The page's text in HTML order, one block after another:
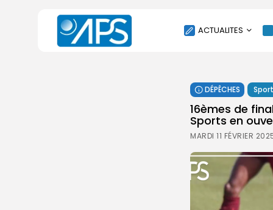
ACTUALITES
SOCIÉTÉ
ÉCONOMIE
CULTURE
ENVIRONNEMENT
INTERNATIONAL
AGENDA
DÉPÊCHES Sport
16èmes de
Sports en
MARDI 11 FÉVRIER